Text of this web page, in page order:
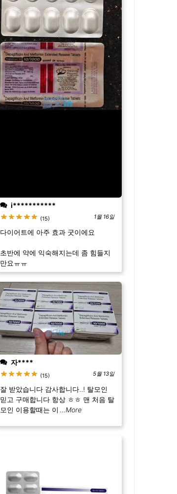
i***********
(15) 1월 16일
다이어트에 아주 효과 굿이에요
초반에 약에 익숙해지는데 좀 힘들지
만요ㅠㅠ
자****
(15) 5월 13일
잘 받았습니다 감사합니다..! 탈모인
믿고 구매합니다 항상 ㅎㅎ 맨 처음 탈
모인 이용할때는 이 ...More